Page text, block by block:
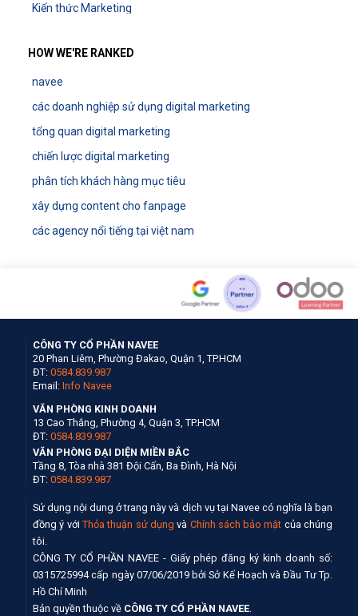
Kiến thức Marketing
HOW WE'RE RANKED
navee
các doanh nghiệp sử dụng digital marketing
tổng quan digital marketing
chiến lược digital marketing
phân tích khách hàng mục tiêu
xây dựng content cho fanpage
các agency nổi tiếng tại việt nam
CÔNG TY CỔ PHẦN NAVEE
20 Phan Liêm, Phường Đakao, Quận 1, TP.HCM
ĐT: 0584.839.987
Email: Info Navee
VĂN PHÒNG KINH DOANH
13 Cao Thắng, Phường 4, Quận 3, TP.HCM
ĐT: 0584.839.987
VĂN PHÒNG ĐẠI DIỆN MIỀN BẮC
Tầng 8, Tòa nhà 381 Đội Cấn, Ba Đình, Hà Nội
ĐT: 0584.839.987
Sử dụng nội dung ở trang này và dịch vụ tại Navee có nghĩa là bạn
đồng ý với Thỏa thuận sử dụng và Chính sách bảo mật của chúng
tôi.
CÔNG TY CỔ PHẦN NAVEE - Giấy phép đăng ký kinh doanh số:
0315725994 cấp ngày 07/06/2019 bởi Sở Kế Hoạch và Đầu Tư Tp.
Hồ Chí Minh
Bản quyền thuộc về CÔNG TY CỔ PHẦN NAVEE